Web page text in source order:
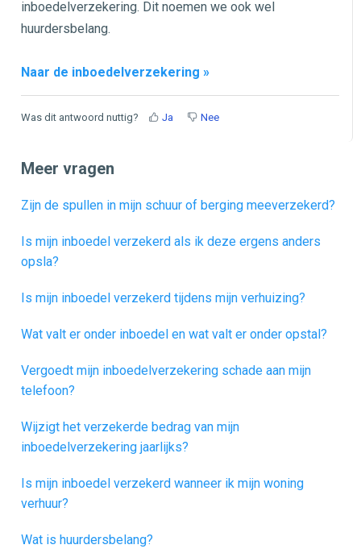
inboedelverzekering. Dit noemen we ook wel
huurdersbelang.
Naar de inboedelverzekering »
Was dit antwoord nuttig? Ja Nee
Meer vragen
Zijn de spullen in mijn schuur of berging meeverzekerd?
Is mijn inboedel verzekerd als ik deze ergens anders
opsla?
Is mijn inboedel verzekerd tijdens mijn verhuizing?
Wat valt er onder inboedel en wat valt er onder opstal?
Vergoedt mijn inboedelverzekering schade aan mijn
telefoon?
Wijzigt het verzekerde bedrag van mijn
inboedelverzekering jaarlijks?
Is mijn inboedel verzekerd wanneer ik mijn woning
verhuur?
Wat is huurdersbelang?